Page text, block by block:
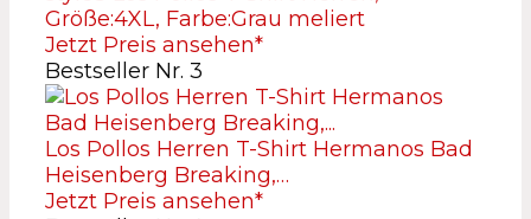
Größe:4XL, Farbe:Grau meliert
Jetzt Preis ansehen*
Bestseller Nr. 3
Los Pollos Herren T-Shirt Hermanos Bad
Heisenberg Breaking,…
Jetzt Preis ansehen*